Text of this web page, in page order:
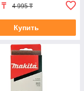
₸ 4 995 ₸
Купить